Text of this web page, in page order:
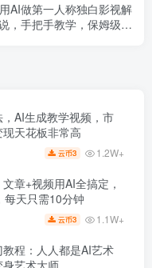
用AI做第一人称独白影视解
，手把手教学，保姆级教
AI生成教学视频，市
天花板非常高
云币3 1.2W+
章+视频用AI全搞定，
每天只需10分钟
云币3 1.1W+
程：人人都是AI艺术